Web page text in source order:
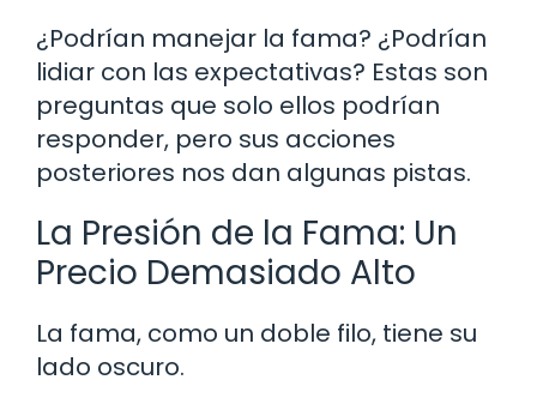
¿Podrían manejar la fama? ¿Podrían
lidiar con las expectativas? Estas son
preguntas que solo ellos podrían
responder, pero sus acciones
posteriores nos dan algunas pistas.
La Presión de la Fama: Un
Precio Demasiado Alto
La fama, como un doble filo, tiene su
lado oscuro.